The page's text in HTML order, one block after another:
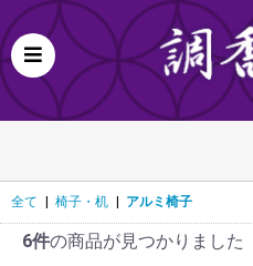
全て | 椅子・机 | アルミ椅子
6件の商品が見つかりました